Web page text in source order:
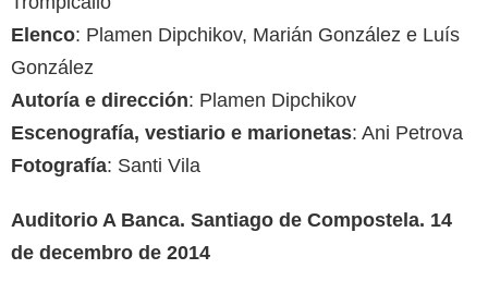
Elenco: Plamen Dipchikov, Marián González e Luís
González
Autoría e dirección: Plamen Dipchikov
Escenografía, vestiario e marionetas: Ani Petrova
Fotografía: Santi Vila
Auditorio A Banca. Santiago de Compostela. 14
de decembro de 2014